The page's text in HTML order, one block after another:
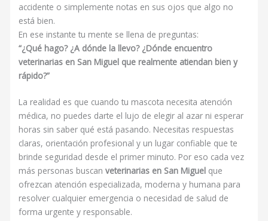
accidente o simplemente notas en sus ojos que algo no
está bien.
En ese instante tu mente se llena de preguntas:
“¿Qué hago? ¿A dónde la llevo? ¿Dónde encuentro
veterinarias en San Miguel que realmente atiendan bien y
rápido?”
La realidad es que cuando tu mascota necesita atención
médica, no puedes darte el lujo de elegir al azar ni esperar
horas sin saber qué está pasando. Necesitas respuestas
claras, orientación profesional y un lugar confiable que te
brinde seguridad desde el primer minuto. Por eso cada vez
más personas buscanveterinarias en San Miguel que
ofrezcan atención especializada, moderna y humana para
resolver cualquier emergencia o necesidad de salud de
forma urgente y responsable.